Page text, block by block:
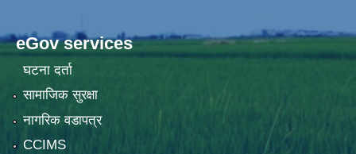
eGov services
घटना दर्ता
सामाजिक सुरक्षा
नागरिक वडापत्र
CCIMS